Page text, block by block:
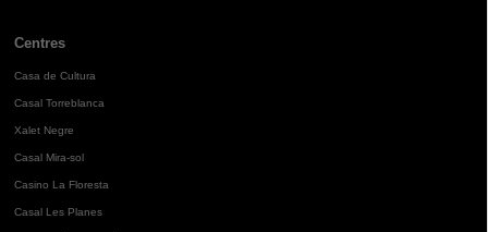
Centres
Casa de Cultura
Casal Torreblanca
Xalet Negre
Casal Mira-sol
Casino La Floresta
Casal Les Planes